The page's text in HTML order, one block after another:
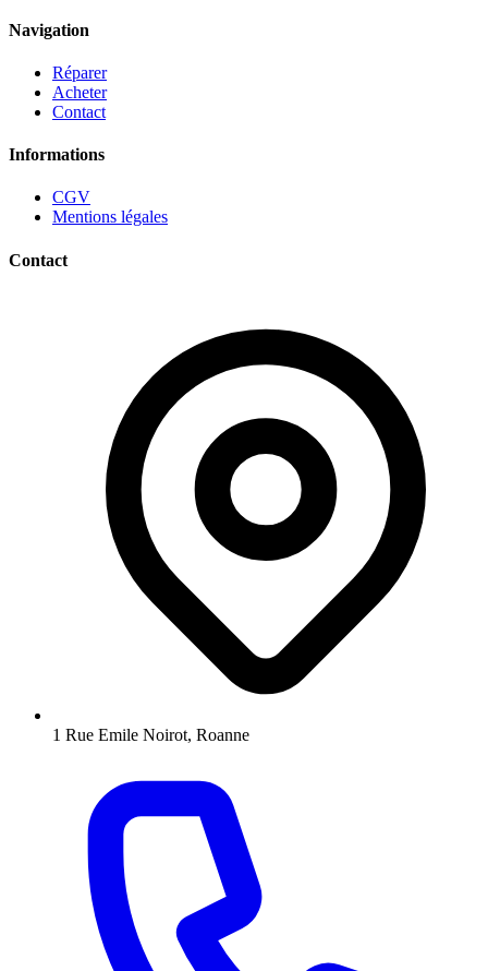
Navigation
Réparer
Acheter
Contact
Informations
CGV
Mentions légales
Contact
1 Rue Emile Noirot, Roanne